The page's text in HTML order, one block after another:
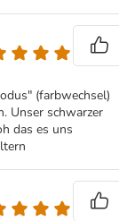
(farbwechsel)
Unser schwarzer
das es uns